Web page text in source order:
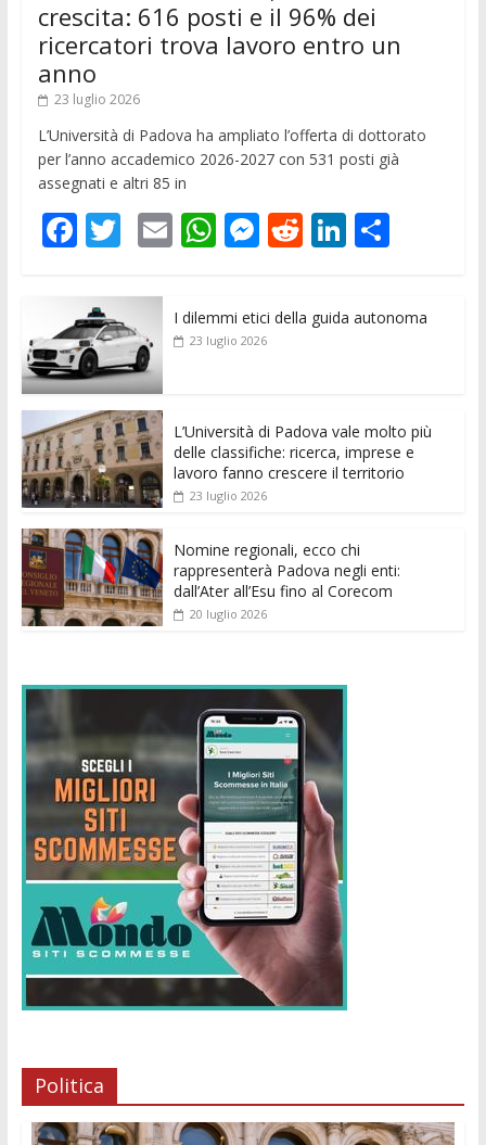
crescita: 616 posti e il 96% dei
ricercatori trova lavoro entro un
anno
23 luglio 2026
L’Università di Padova ha ampliato l’offerta di dottorato
per l’anno accademico 2026-2027 con 531 posti già
assegnati e altri 85 in
F
e
b
o
o
k
T
itt
er
E
ai
l
W
s
p
M
ss
e
er
R
di
Li
e
C
di
I dilemmi etici della guida autonoma
23 luglio 2026
L’Università di Padova vale molto più
delle classifiche: ricerca, imprese e
lavoro fanno crescere il territorio
23 luglio 2026
Nomine regionali, ecco chi
rappresenterà Padova negli enti:
dall’Ater all’Esu fino al Corecom
20 luglio 2026
Politica